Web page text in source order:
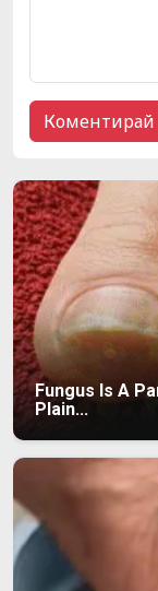
Fungus Is A
Plain...